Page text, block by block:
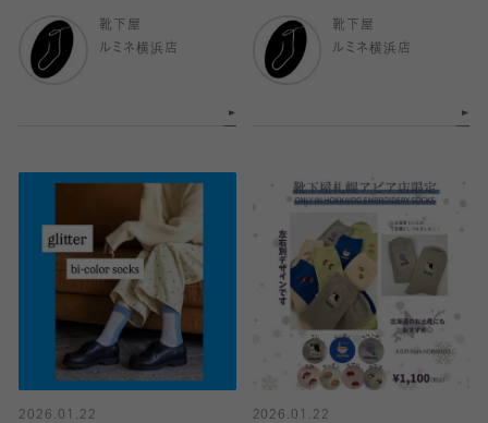
靴下屋
ルミネ横浜店
靴下屋
ルミネ横浜店
2026.01.22
2026.01.22